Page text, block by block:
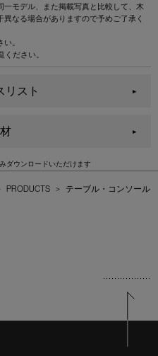
モデル、また掲載写真と比較して、木
なる場合がありますので予めご了承く
。
ください。
リスト
PRODUCTS > テーブル・コンソール